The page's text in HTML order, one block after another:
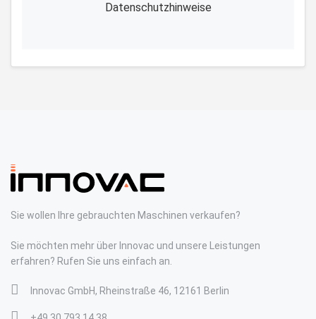
Datenschutzhinweise
Sie wollen Ihre gebrauchten Maschinen verkaufen?
Sie möchten mehr über Innovac und unsere Leistungen
erfahren? Rufen Sie uns einfach an.
Innovac GmbH, Rheinstraße 46, 12161 Berlin